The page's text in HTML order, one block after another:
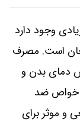
وجود دارد
است. مصرف
دمای بدن و
خواص ضد
و موثر برای